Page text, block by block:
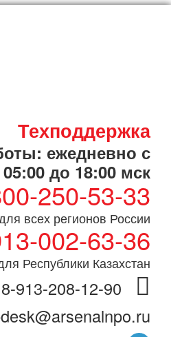
Техподдержка
ежедневно с
05:00 до 18:00 мск
250-53-33
всех регионов России
002-63-36
Республики Казахстан
8-913-208-12-90